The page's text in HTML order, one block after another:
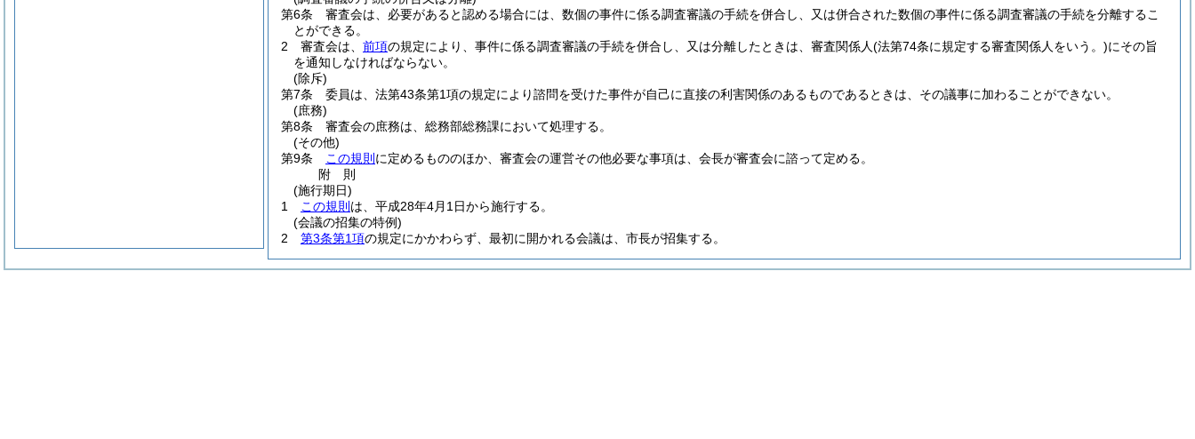
第6条
審査会は、必要があると認める場合には、数個の事件に係る調査審議の手続を併合し、又は併合された数個の事件に係る調査審議の手続を分離するこ
とができる。
2
審査会は、 前項の規定により、事件に係る調査審議の手続を併合し、又は分離したときは、審査関係人(法第74条に規定する審査関係人をいう。)にその旨
を通知しなければならない。
(除斥)
第7条
委員は、法第43条第1項の規定により諮問を受けた事件が自己に直接の利害関係のあるものであるときは、その議事に加わることができない。
(庶務)
第8条
審査会の庶務は、総務部総務課において処理する。
(その他)
第9条
この規則 に定めるもののほか、審査会の運営その他必要な事項は、会長が審査会に諮って定める。
附 則
(施行期日)
1
この規則 は、平成28年4月1日から施行する。
(会議の招集の特例)
2
第3条第1項の規定にかかわらず、最初に開かれる会議は、市長が招集する。